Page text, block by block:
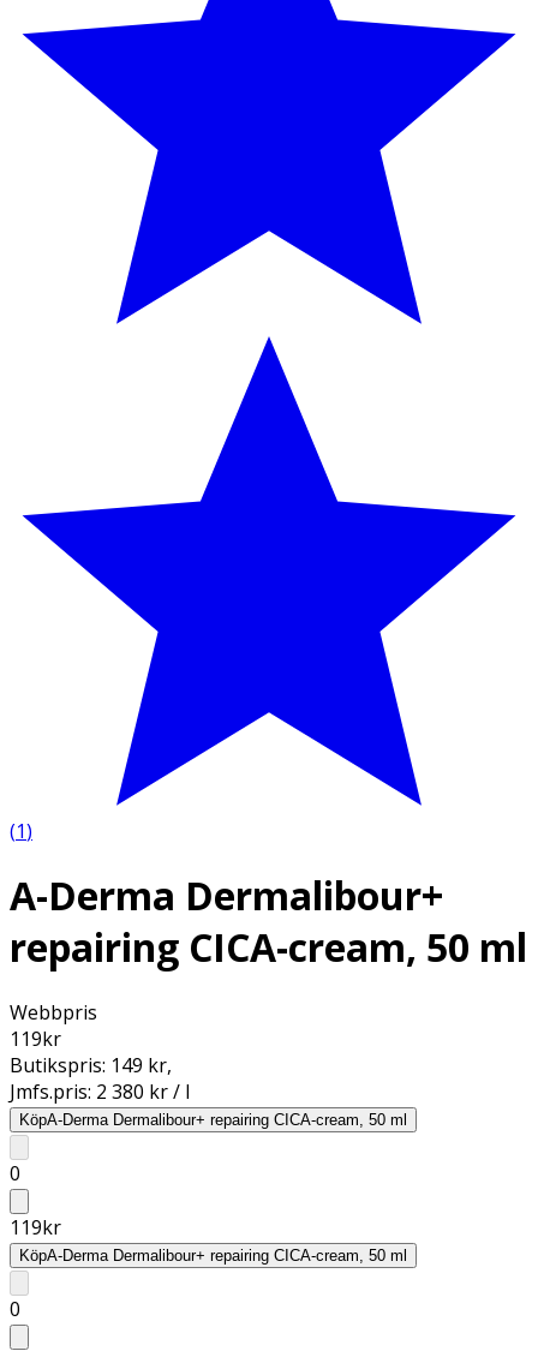
(1)
A-Derma Dermalibour+
repairing CICA-cream, 50 ml
Webbpris
119kr
Butikspris: 149 kr,
Jmfs.pris: 2 380 kr / l
KöpA-Derma Dermalibour+ repairing CICA-cream, 50 ml
0
119kr
KöpA-Derma Dermalibour+ repairing CICA-cream, 50 ml
0